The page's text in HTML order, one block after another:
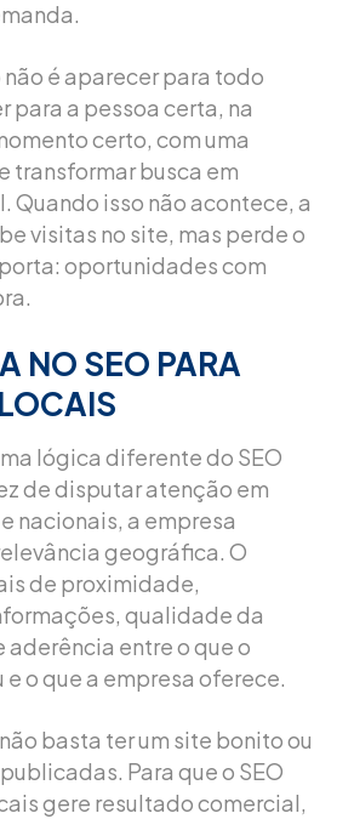
é aparecer para todo
para a pessoa certa, na
certo, com uma
transformar busca em
Quando isso não acontece, a
visitas no site, mas perde o
oportunidades com
NO SEO PARA
lógica diferente do SEO
de disputar atenção em
nacionais, a empresa
geográfica. O
de proximidade,
qualidade da
entre o que o
o que a empresa oferece.
basta ter um site bonito ou
Para que o SEO
gere resultado comercial,